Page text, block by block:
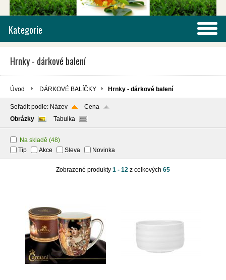
Kategorie
Hrnky - dárkové balení
Úvod DÁRKOVÉ BALÍČKY Hrnky - dárkové balení
Seřadit podle: Název
Cena
Obrázky
Tabulka
Na skladě (48)
Tip
Akce Sleva Novinka
Zobrazené produkty 1 - 12 z celkových 65